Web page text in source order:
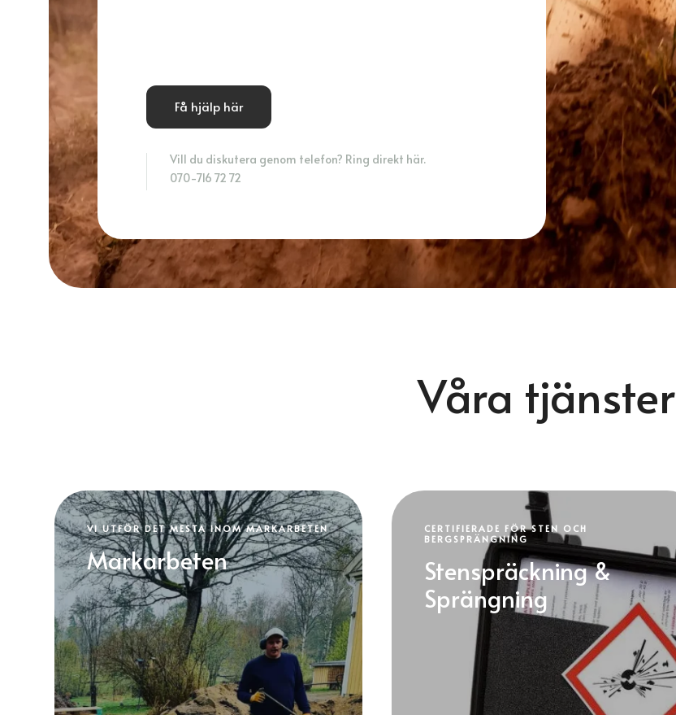
Få hjälp här
Vill du diskutera genom telefon? Ring direkt här.
070-716 72 72
Våra tjänster
VI UTFÖR DET MESTA INOM MARKARBETEN
Markarbeten
CERTIFIERADE FÖR STEN OCH
BERGSPRÄNGNING
Stenspräckning &
Sprängning